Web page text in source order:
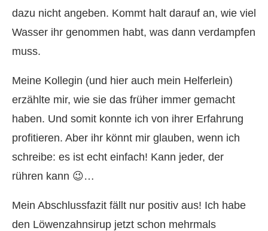
dazu nicht angeben. Kommt halt darauf an, wie viel
Wasser ihr genommen habt, was dann verdampfen
muss.
Meine Kollegin (und hier auch mein Helferlein)
erzählte mir, wie sie das früher immer gemacht
haben. Und somit konnte ich von ihrer Erfahrung
profitieren. Aber ihr könnt mir glauben, wenn ich
schreibe: es ist echt einfach! Kann jeder, der
rühren kann 😉…
Mein Abschlussfazit fällt nur positiv aus! Ich habe
den Löwenzahnsirup jetzt schon mehrmals